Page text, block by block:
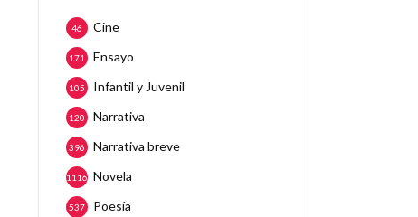
Cine
46
Ensayo
171
Infantil y Juvenil
105
Narrativa
120
Narrativa breve
396
Novela
1116
Poesía
537